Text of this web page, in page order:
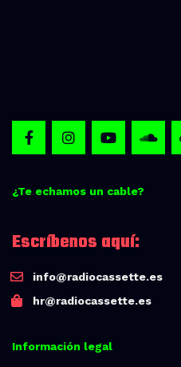
¿Te echamos un cable?
Escríbenos aquí:
info@radiocassette.es
hr@radiocassette.es
Información legal